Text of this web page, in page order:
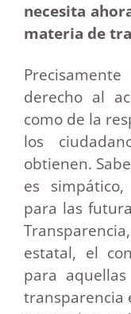
necesita
materia de
derecho al
como de la
los
obtienen.
es
para las
estatal, el
para
transparencia